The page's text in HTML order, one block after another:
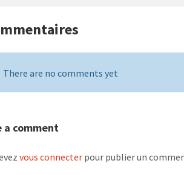
There are no comments yet
a comment
vous connecter pour publier un